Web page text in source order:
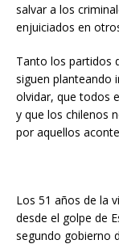
salvar a los
enjuiciados en
Tanto los partidos
siguen planteando
olvidar, que todos
y que los chilenos
por aquellos
Los 51 años de la
desde el golpe de
segundo gobierno